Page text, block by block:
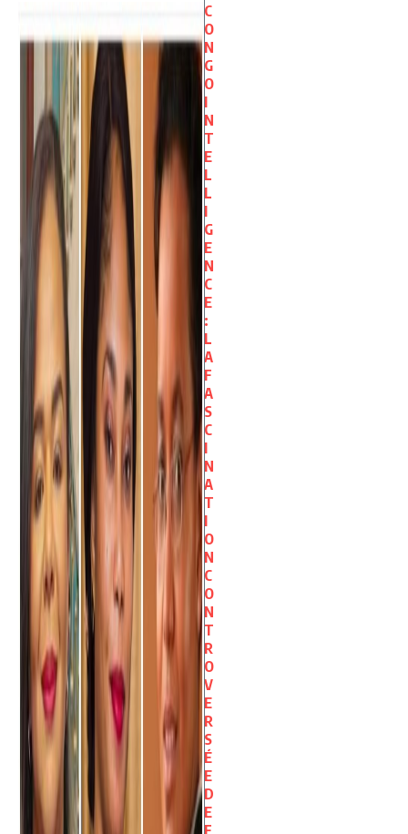
C
O
N
G
O
I
N
T
E
L
L
I
G
E
N
C
E
:
L
A
F
A
S
C
I
N
A
T
I
O
N
C
O
N
T
R
O
V
E
R
S
É
E
D
E
F